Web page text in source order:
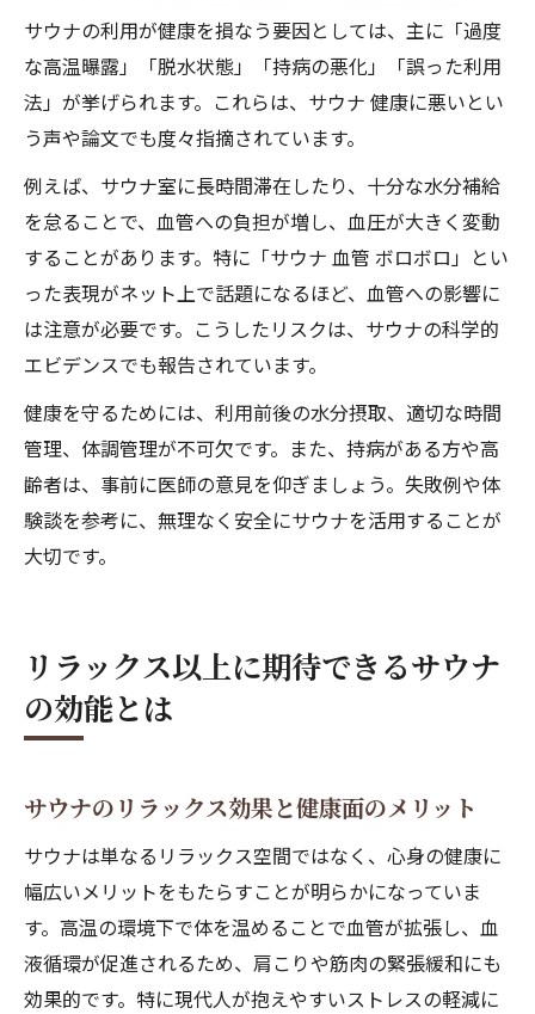
サウナの利用が健康を損なう要因としては、主に「過度
な高温曝露」「脱水状態」「持病の悪化」「誤った利用
法」が挙げられます。これらは、サウナ 健康に悪いとい
う声や論文でも度々指摘されています。
例えば、サウナ室に長時間滞在したり、十分な水分補給
を怠ることで、血管への負担が増し、血圧が大きく変動
することがあります。特に「サウナ 血管 ボロボロ」とい
った表現がネット上で話題になるほど、血管への影響に
は注意が必要です。こうしたリスクは、サウナの科学的
エビデンスでも報告されています。
健康を守るためには、利用前後の水分摂取、適切な時間
管理、体調管理が不可欠です。また、持病がある方や高
齢者は、事前に医師の意見を仰ぎましょう。失敗例や体
験談を参考に、無理なく安全にサウナを活用することが
大切です。
リラックス以上に期待できるサウナ
の効能とは
サウナのリラックス効果と健康面のメリット
サウナは単なるリラックス空間ではなく、心身の健康に
幅広いメリットをもたらすことが明らかになっていま
す。高温の環境下で体を温めることで血管が拡張し、血
液循環が促進されるため、肩こりや筋肉の緊張緩和にも
効果的です。特に現代人が抱えやすいストレスの軽減に